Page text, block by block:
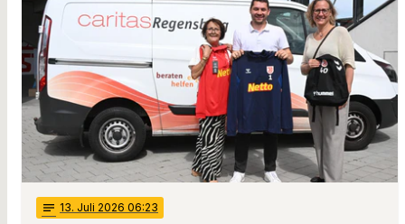
notes 13. Juli 2026 06:23